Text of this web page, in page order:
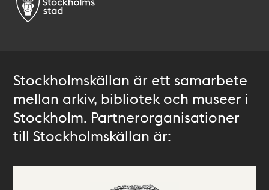
Stockholmskällan är ett samarbete
mellan arkiv, bibliotek och museer i
Stockholm. Partnerorganisationer
till Stockholmskällan är: